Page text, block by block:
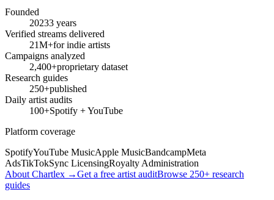
Founded
20233 years
Verified streams delivered
21M+for indie artists
Campaigns analyzed
2,400+proprietary dataset
Research guides
250+published
Daily artist audits
100+Spotify + YouTube
Platform coverage
SpotifyYouTube MusicApple MusicBandcampMeta
AdsTikTokSync LicensingRoyalty Administration
About Chartlex →Get a free artist auditBrowse 250+ research
guides